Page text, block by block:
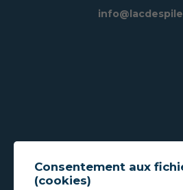
Consentement aux
(cookies)